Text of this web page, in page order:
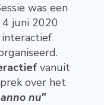
was een
juni 2020
vanuit
over het
nu"